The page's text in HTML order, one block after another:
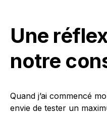
Une
notre
Quand j’ai commencé
envie de tester un